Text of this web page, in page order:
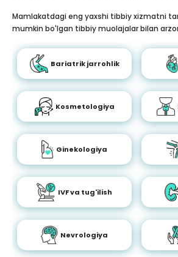
Mamlakatdagi eng yaxshi tibbiy xizmatni
mumkin bo'lgan tibbiy muolajalar bilan
Bariatrik jarrohlik
Kosmetologiya
Ginekologiya
IVF va tug'ilish
Nevrologiya